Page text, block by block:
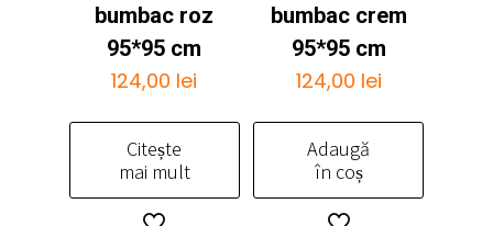
pagina
produsului.
bumbac roz
95*95 cm
124,00 lei
Citește
mai mult
bumbac crem
95*95 cm
124,00 lei
Adaugă
în coș